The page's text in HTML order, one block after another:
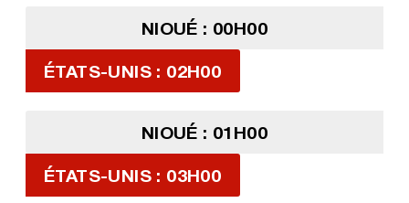
NIOUÉ : 00H00
ÉTATS-UNIS : 02H00
NIOUÉ : 01H00
ÉTATS-UNIS : 03H00